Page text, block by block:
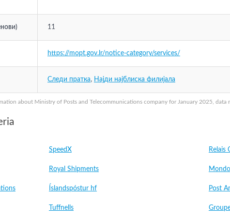
about Ministry of Posts and Telecommunications company for January 2025, data
11
https://mopt.gov.lr/notice-category/services/
Следи пратка, Најди најблиска филијала
SpeedX Relais
Royal Shipments
Íslandspóstur hf Post
Tuffnells